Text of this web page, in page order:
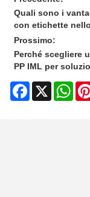
Quali sono i
con etichette
Prossimo:
Perché scegliere
PP IML per
Facebook
X